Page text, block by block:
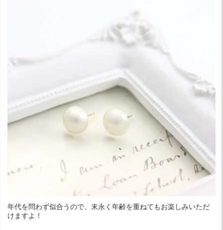
年代を問わず似合うので、末永く年齢を重ねてもお楽しみいただ
けますよ！